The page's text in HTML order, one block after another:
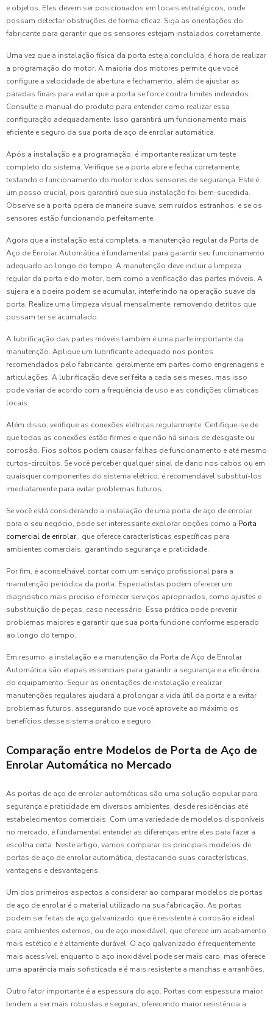
e objetos. Eles devem ser posicionados em locais estratégicos, onde
possam detectar obstruções de forma eficaz. Siga as orientações do
fabricante para garantir que os sensores estejam instalados corretamente.
Uma vez que a instalação física da porta esteja concluída, é hora de realizar
a programação do motor. A maioria dos motores permite que você
configure a velocidade de abertura e fechamento, além de ajustar as
paradas finais para evitar que a porta se force contra limites indevidos.
Consulte o manual do produto para entender como realizar essa
configuração adequadamente. Isso garantirá um funcionamento mais
eficiente e seguro da sua porta de aço de enrolar automática.
Após a instalação e a programação, é importante realizar um teste
completo do sistema. Verifique se a porta abre e fecha corretamente,
testando o funcionamento do motor e dos sensores de segurança. Este é
um passo crucial, pois garantirá que sua instalação foi bem-sucedida.
Observe se a porta opera de maneira suave, sem ruídos estranhos, e se os
sensores estão funcionando perfeitamente.
Agora que a instalação está completa, a manutenção regular da Porta de
Aço de Enrolar Automática é fundamental para garantir seu funcionamento
adequado ao longo do tempo. A manutenção deve incluir a limpeza
regular da porta e do motor, bem como a verificação das partes móveis. A
sujeira e a poeira podem se acumular, interferindo na operação suave da
porta. Realize uma limpeza visual mensalmente, removendo detritos que
possam ter se acumulado.
A lubrificação das partes móveis também é uma parte importante da
manutenção. Aplique um lubrificante adequado nos pontos
recomendados pelo fabricante, geralmente em partes como engrenagens e
articulações. A lubrificação deve ser feita a cada seis meses, mas isso
pode variar de acordo com a frequência de uso e as condições climáticas
locais.
Além disso, verifique as conexões elétricas regularmente. Certifique-se de
que todas as conexões estão firmes e que não há sinais de desgaste ou
corrosão. Fios soltos podem causar falhas de funcionamento e até mesmo
curtos-circuitos. Se você perceber qualquer sinal de dano nos cabos ou em
quaisquer componentes do sistema elétrico, é recomendável substituí-los
imediatamente para evitar problemas futuros.
Se você está considerando a instalação de uma porta de aço de enrolar
para o seu negócio, pode ser interessante explorar opções como a Porta
comercial de enrolar, que oferece características específicas para
ambientes comerciais, garantindo segurança e praticidade.
Por fim, é aconselhável contar com um serviço profissional para a
manutenção periódica da porta. Especialistas podem oferecer um
diagnóstico mais preciso e fornecer serviços apropriados, como ajustes e
substituição de peças, caso necessário. Essa prática pode prevenir
problemas maiores e garantir que sua porta funcione conforme esperado
ao longo do tempo.
Em resumo, a instalação e a manutenção da Porta de Aço de Enrolar
Automática são etapas essenciais para garantir a segurança e a eficiência
do equipamento. Seguir as orientações de instalação e realizar
manutenções regulares ajudará a prolongar a vida útil da porta e a evitar
problemas futuros, assegurando que você aproveite ao máximo os
benefícios desse sistema prático e seguro.
Comparação entre Modelos de Porta de Aço de
Enrolar Automática no Mercado
As portas de aço de enrolar automáticas são uma solução popular para
segurança e praticidade em diversos ambientes, desde residências até
estabelecimentos comerciais. Com uma variedade de modelos disponíveis
no mercado, é fundamental entender as diferenças entre eles para fazer a
escolha certa. Neste artigo, vamos comparar os principais modelos de
portas de aço de enrolar automática, destacando suas características,
vantagens e desvantagens.
Um dos primeiros aspectos a considerar ao comparar modelos de portas
de aço de enrolar é o material utilizado na sua fabricação. As portas
podem ser feitas de aço galvanizado, que é resistente à corrosão e ideal
para ambientes externos, ou de aço inoxidável, que oferece um acabamento
mais estético e é altamente durável. O aço galvanizado é frequentemente
mais acessível, enquanto o aço inoxidável pode ser mais caro, mas oferece
uma aparência mais sofisticada e é mais resistente a manchas e arranhões.
Outro fator importante é a espessura do aço. Portas com espessura maior
tendem a ser mais robustas e seguras, oferecendo maior resistência a